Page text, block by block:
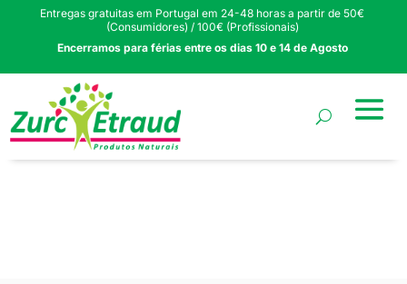
Entregas gratuitas em Portugal em 24-48 horas a partir de 50€
(Consumidores) / 100€ (Profissionais)
Encerramos para férias entre os dias 10 e 14 de Agosto